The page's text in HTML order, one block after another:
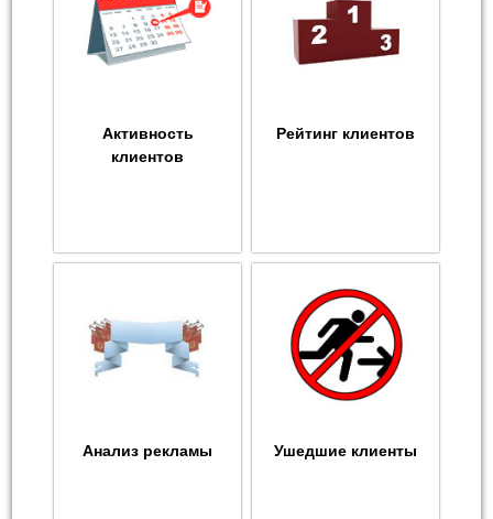
Активность
клиентов
Рейтинг клиентов
Анализ рекламы Ушедшие клиенты